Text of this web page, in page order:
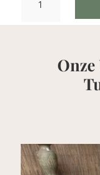
Wandtafel